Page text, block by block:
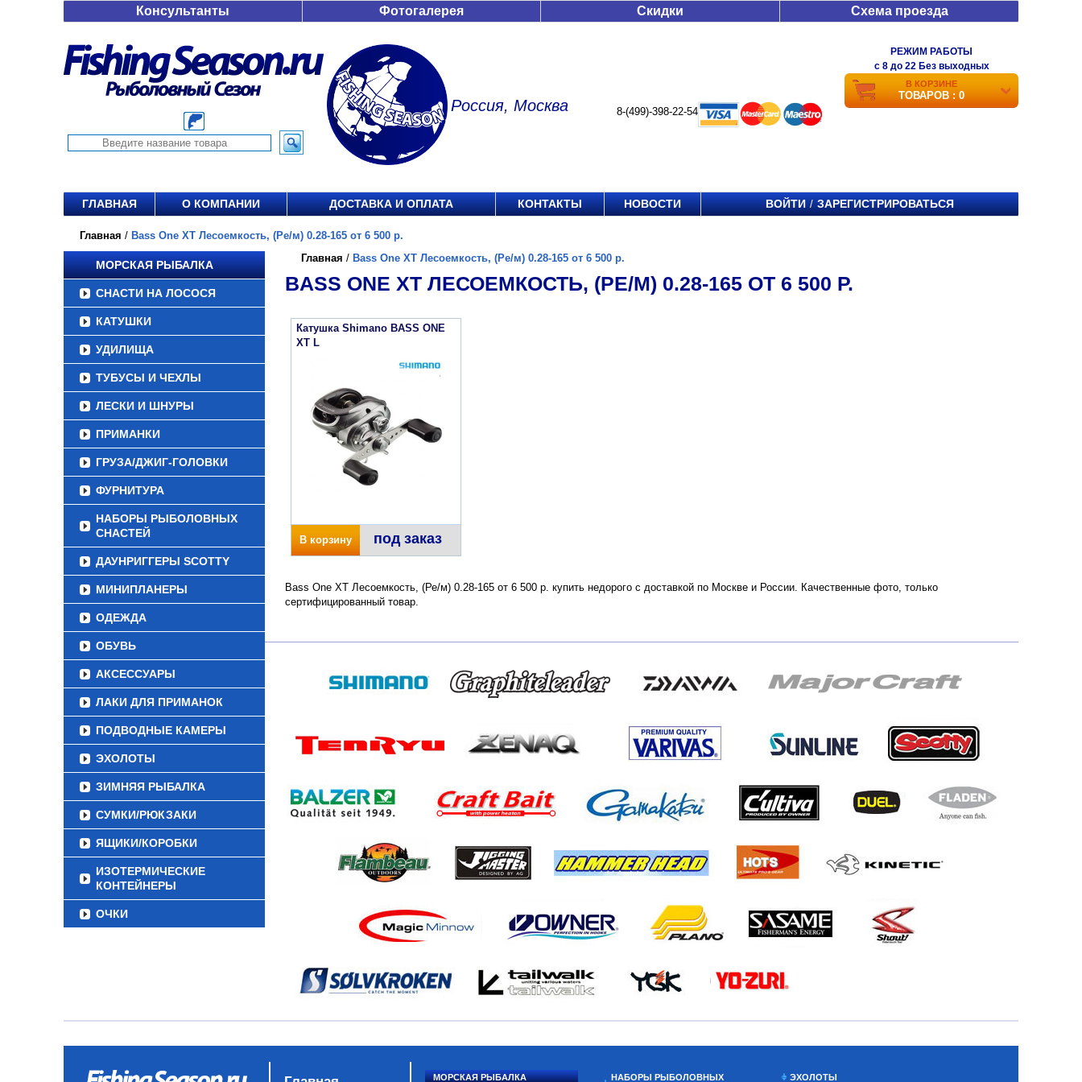
Консультанты Фотогалерея Скидки Схема проезда
Россия, Москва 8-(499)-398-22-54
РЕЖИМ РАБОТЫ
c 8 до 22 Без выходных
В КОРЗИНЕ
ТОВАРОВ : 0
ГЛАВНАЯ О КОМПАНИИ ДОСТАВКА И ОПЛАТА КОНТАКТЫ НОВОСТИ ВОЙТИ / ЗАРЕГИСТРИРОВАТЬСЯ
Главная / Bass One XT Лесоемкость, (Ре/м) 0.28-165 от 6 500 р.
МОРСКАЯ РЫБАЛКА
СНАСТИ НА ЛОСОСЯ
КАТУШКИ
УДИЛИЩА
ТУБУСЫ И ЧЕХЛЫ
ЛЕСКИ И ШНУРЫ
ПРИМАНКИ
ГРУЗА/ДЖИГ-ГОЛОВКИ
ФУРНИТУРА
НАБОРЫ РЫБОЛОВНЫХ
СНАСТЕЙ
ДАУНРИГГЕРЫ SCOTTY
МИНИПЛАНЕРЫ
ОДЕЖДА
ОБУВЬ
АКСЕССУАРЫ
ЛАКИ ДЛЯ ПРИМАНОК
ПОДВОДНЫЕ КАМЕРЫ
ЭХОЛОТЫ
ЗИМНЯЯ РЫБАЛКА
СУМКИ/РЮКЗАКИ
ЯЩИКИ/КОРОБКИ
ИЗОТЕРМИЧЕСКИЕ
КОНТЕЙНЕРЫ
ОЧКИ
Главная / Bass One XT Лесоемкость, (Ре/м) 0.28-165 от 6 500 р.
BASS ONE XT ЛЕСОЕМКОСТЬ, (РЕ/М) 0.28-165 ОТ 6 500 Р.
Катушка Shimano BASS ONE
XT L
В корзину под заказ
Bass One XT Лесоемкость, (Ре/м) 0.28-165 от 6 500 р. купить недорого с доставкой по Москве и России. Качественные фото, только
сертифицированный товар.
МОРСКАЯ РЫБАЛКА НАБОРЫ РЫБОЛОВНЫХ ЭХОЛОТЫ